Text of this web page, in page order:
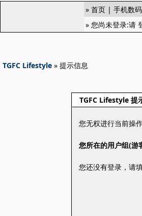
» 首页 | 手机数码
» 您尚未登录:请
TGFC Lifestyle » 提示信息
TGFC Lifestyle 提
您无权进行当前操
您所在的用户组(游
您还没有登录，请